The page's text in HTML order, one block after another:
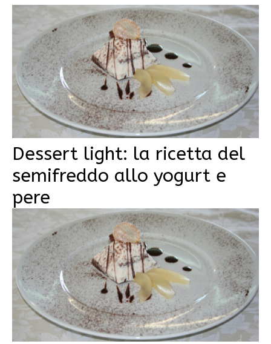
Dessert light: la ricetta del
semifreddo allo yogurt e
pere